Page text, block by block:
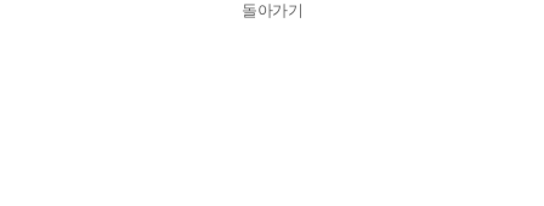
돌아가기